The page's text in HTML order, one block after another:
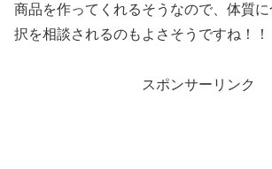
商品を作ってくれるそうなので、体質
択を相談されるのもよさそうですね！！
スポンサーリンク